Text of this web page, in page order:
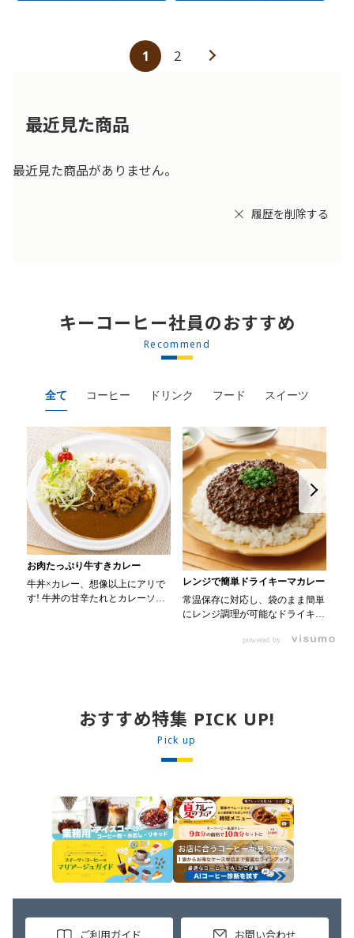
1 2
最近見た商品
最近見た商品がありません。
履歴を削除する
キーコーヒー社員のおすすめ
Recommend
全て コーヒー ドリンク フード スイーツ
お肉たっぷり牛すきカレー
牛丼×カレー、想像以上にアリで
す! 牛丼の甘辛たれとカレーソー
ます。 2. ごはんを皿に盛り、牛
丼の素を中央にのせます。 3. 手
前からカレーソースをかけ、サラ
レンジで簡単ドライキーマカレー
常温保存に対応し、袋のまま簡単
にレンジ調理が可能なドライキー
お店のオリジナルメニューにアレ
powered by
おすすめ特集 PICK UP!
Pick up
ご利用ガイド お問い合わせ